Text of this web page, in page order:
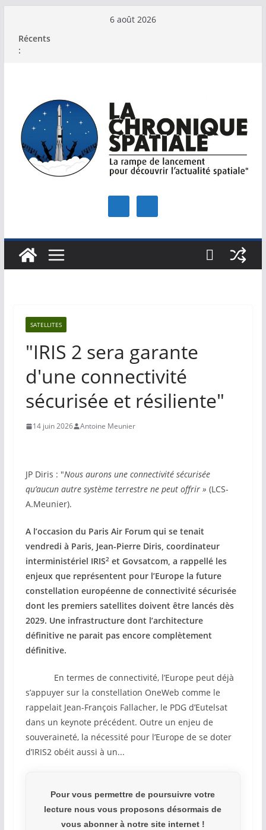
contenu
6 août 2026
Récents
:
SATELLITES
"IRIS 2 sera garante
d'une connectivité
sécurisée et résiliente"
14 juin 2026 Antoine Meunier
JP Diris : "Nous aurons une connectivité sécurisée
qu’aucun autre système terrestre ne peut offrir » (LCS-
A.Meunier).
A l’occasion du Paris Air Forum qui se tenait
vendredi à Paris, Jean-Pierre Diris, coordinateur
interministériel IRIS2et Govsatcom, a rappellé les
enjeux que représentent pour l’Europe la future
constellation européenne de connectivité sécurisée
dont les premiers satellites doivent être lancés dès
2029. Une infrastructure dont l’architecture
définitive ne parait pas encore complètement
définitive.
En termes de connectivité, l’Europe peut déjà
s’appuyer sur la constellation OneWeb comme le
rappelait Jean-François Fallacher, le PDG d’Eutelsat
dans un keynote précédent. Outre un enjeu de
souveraineté, la nécessité pour l’Europe de se doter
d’IRIS2 obéit aussi à un...
Pour vous permettre de poursuivre votre
lecture nous vous proposons désormais de
vous abonner à notre site internet !